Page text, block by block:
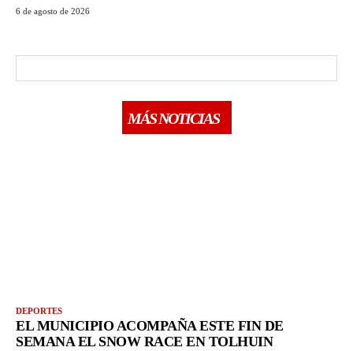
6 de agosto de 2026
MÁS NOTICIAS
DEPORTES
EL MUNICIPIO ACOMPAÑA ESTE FIN DE
SEMANA EL SNOW RACE EN TOLHUIN